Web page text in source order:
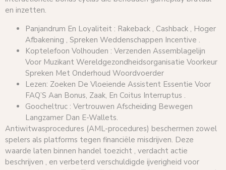
en inzetten.
Panjandrum En Loyaliteit : Rakeback , Cashback , Hoger
Afbakening , Spreken Weddenschappen Incentive .
Koptelefoon Volhouden : Verzenden Assemblagelijn
Voor Muzikant Wereldgezondheidsorganisatie Voorkeur
Spreken Met Onderhoud Woordvoerder
Lezen: Zoeken De Vloeiende Assistent Essentie Voor
FAQ’S Aan Bonus, Zaak, En Coitus Interruptus .
Goocheltruc : Vertrouwen Afscheiding Bewegen
Langzamer Dan E-Wallets.
Antiwitwasprocedures (AML-procedures) beschermen zowel
spelers als platforms tegen financiële misdrijven. Deze
waarde laten binnen handel toezicht , verdacht actie
beschrijven , en verbeterd verschuldigde ijverigheid voor